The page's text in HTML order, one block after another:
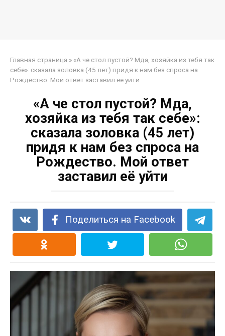
Главная страница » «А че стол пустой? Мда, хозяйка из тебя так
себе»: сказала золовка (45 лет) придя к нам без спроса на
Рождество. Мой ответ заставил её уйти
«А че стол пустой? Мда,
хозяйка из тебя так себе»:
сказала золовка (45 лет)
придя к нам без спроса на
Рождество. Мой ответ
заставил её уйти
Поделиться на Facebook